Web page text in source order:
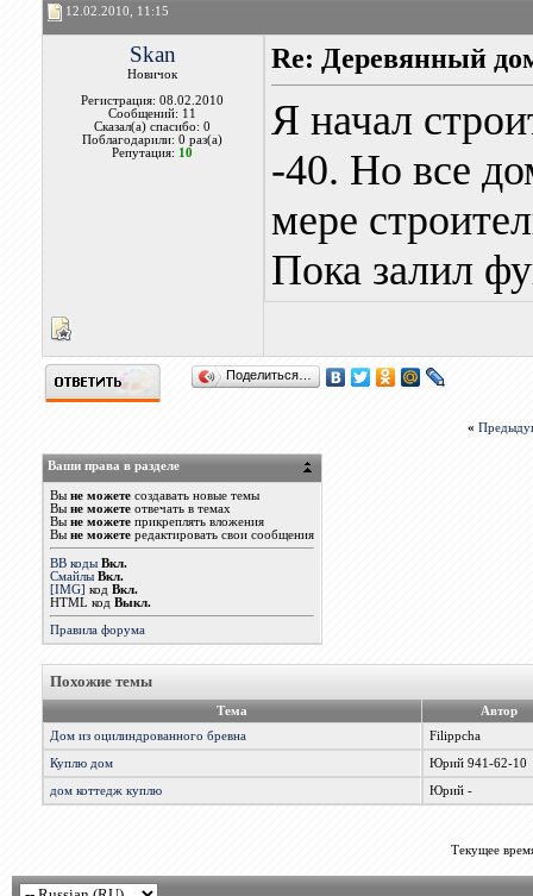
12.02.2010, 11:15
Skan
Новичок
Регистрация: 08.02.2010
Сообщений: 11
Сказал(а) спасибо: 0
Поблагодарили: 0 раз(а)
Репутация: 10
Re: Деревянный
Я начал
-40. Но все
мере
Пока залил
Поделиться…
«
Ваши права в разделе
Вы не можетесоздавать новые темы
Вы не можетеотвечать в темах
Вы не можетеприкреплять вложения
Вы не можетередактировать свои сообщения
BB коды Вкл.
Смайлы Вкл.
[IMG] код Вкл.
HTML код Выкл.
Правила форума
Похожие темы
Тема
Автор
Дом из оцилиндрованного бревна
Filippcha
Куплю дом Юрий 941-62-10
дом коттедж куплю Юрий -
Текущее